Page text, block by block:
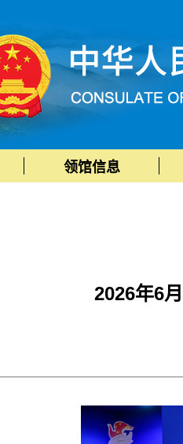
领馆信息
2026年6